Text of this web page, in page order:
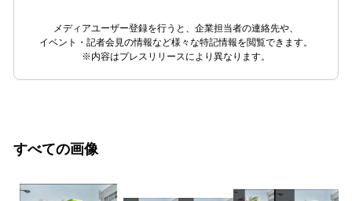
メディアユーザー登録を行うと、企業担当者の連絡先や、
イベント・記者会見の情報など様々な特記情報を閲覧できます。
※内容はプレスリリースにより異なります。
すべての画像